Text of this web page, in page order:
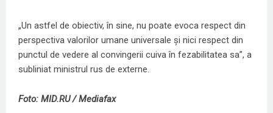
„Un astfel de obiectiv, în sine, nu poate evoca respect din
perspectiva valorilor umane universale și nici respect din
punctul de vedere al convingerii cuiva în fezabilitatea sa”, a
subliniat ministrul rus de externe.
Foto: MID.RU / Mediafax